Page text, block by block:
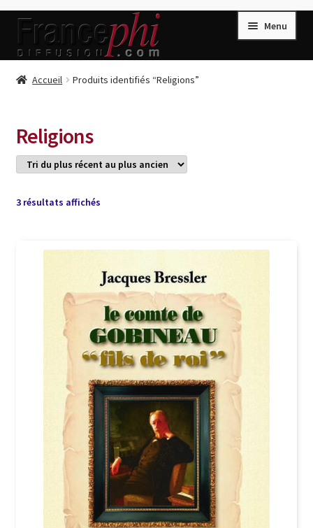
Aller
la
Aller
contenu
Menu
Accueil
Compte
Conditions de Vente
Connection
Listes d’Envies
Livres de Peter Randa
Livres de Philippe Randa
Login Customizer
Newsletter
Nous Contacter
Politique de confidentialité et cookies
Qui sommes-nous ?
Soutien à Philippe Randa
Suivi de la Commande
Accueil Produits identifiés “Religions”
Religions
3 résultats affichésTrié
récent
plus
ancien